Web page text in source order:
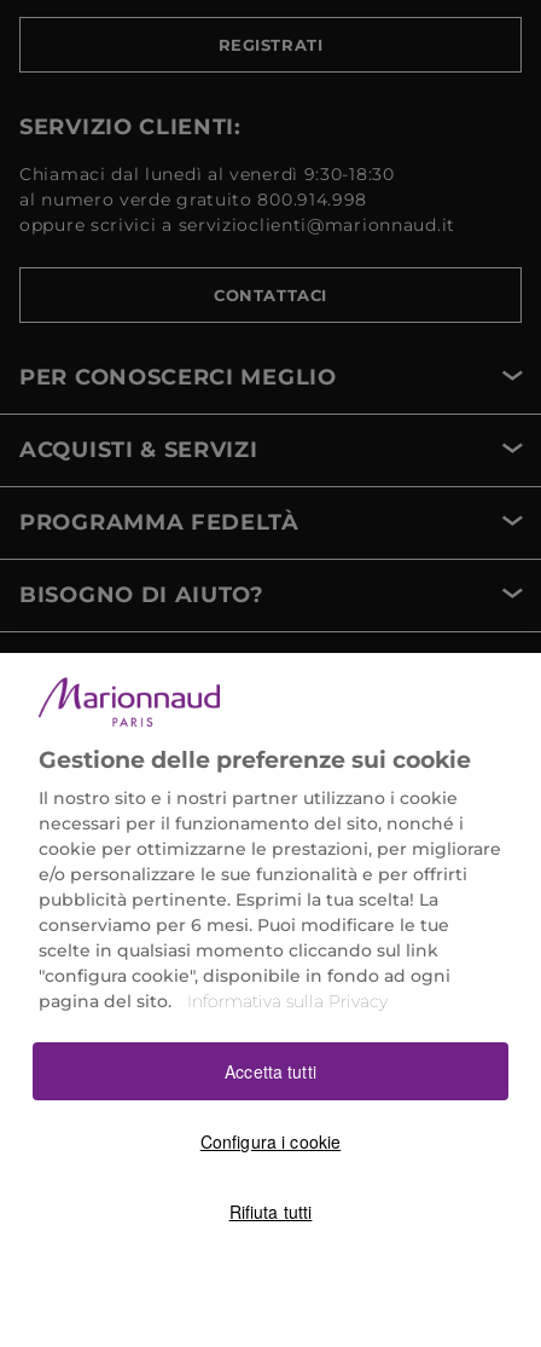
REGISTRATI
SERVIZIO CLIENTI:
Chiamaci dal lunedì al venerdì 9:30-18:30
al numero verde gratuito 800.914.998
oppure scrivici a servizioclienti@marionnaud.it
CONTATTACI
PER CONOSCERCI MEGLIO
ACQUISTI & SERVIZI
PROGRAMMA FEDELTÀ
BISOGNO DI AIUTO?
Marionnaud Parfumeries Italia S.r.l.
Largo Fiera Milano 5, 20017 Rho (MI)
REA Milano 1650024 con P.IVA 13425220152.
SCARICA LA NOSTRA APP
Gestione delle preferenze sui cookie
Il nostro sito e i nostri partner utilizzano i cookie
necessari per il funzionamento del sito, nonché i
cookie per ottimizzarne le prestazioni, per migliorare
e/o personalizzare le sue funzionalità e per offrirti
pubblicità pertinente. Esprimi la tua scelta! La
conserviamo per 6 mesi. Puoi modificare le tue
scelte in qualsiasi momento cliccando sul link
"configura cookie", disponibile in fondo ad ogni
pagina del sito.
Informativa sulla Privacy
Configura i cookie
Rifiuta tutti
Accetta tutti